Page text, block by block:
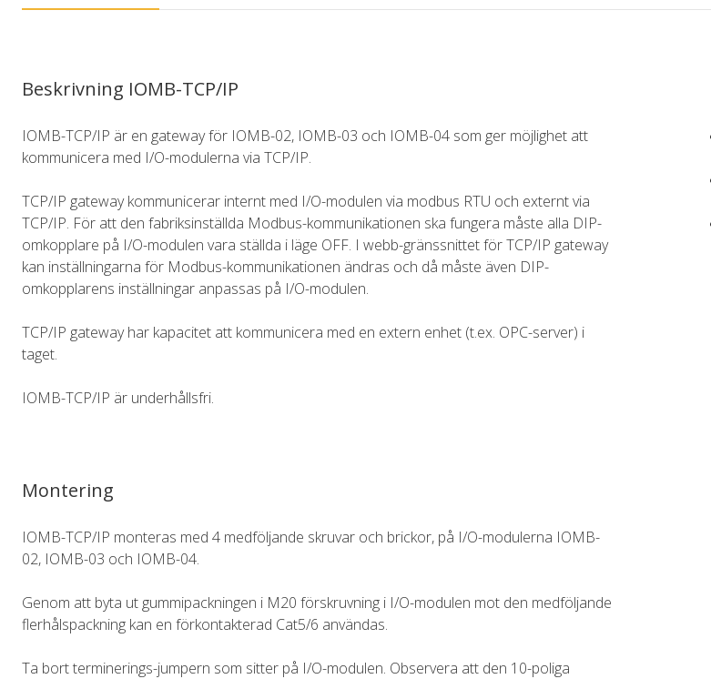
Beskrivning IOMB-TCP/IP
IOMB-TCP/IP är en gateway för IOMB-02, IOMB-03 och IOMB-04 som ger möjlighet att
kommunicera med I/O-modulerna via TCP/IP.
TCP/IP gateway kommunicerar internt med I/O-modulen via modbus RTU och externt via
TCP/IP. För att den fabriksinställda Modbus-kommunikationen ska fungera måste alla DIP-
omkopplare på I/O-modulen vara ställda i läge OFF. I webb-gränssnittet för TCP/IP gateway
kan inställningarna för Modbus-kommunikationen ändras och då måste även DIP-
omkopplarens inställningar anpassas på I/O-modulen.
TCP/IP gateway har kapacitet att kommunicera med en extern enhet (t.ex. OPC-server) i
taget.
IOMB-TCP/IP är underhållsfri.
Montering
IOMB-TCP/IP monteras med 4 medföljande skruvar och brickor, på I/O-modulerna IOMB-
02, IOMB-03 och IOMB-04.
Genom att byta ut gummipackningen i M20 förskruvning i I/O-modulen mot den medföljande
flerhålspackning kan en förkontakterad Cat5/6 användas.
Ta bort terminerings-jumpern som sitter på I/O-modulen. Observera att den 10-poliga